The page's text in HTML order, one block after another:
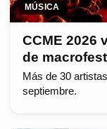
MÚSICA
CCME 2026
de
Más de 30
septiembre.